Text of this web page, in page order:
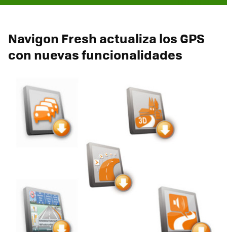
Navigon Fresh actualiza los GPS
con nuevas funcionalidades